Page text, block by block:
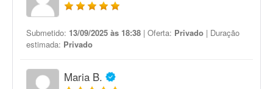
Submetido: 13/09/2025 às 18:38 | Oferta: Privado | Duração
estimada: Privado
Maria B.